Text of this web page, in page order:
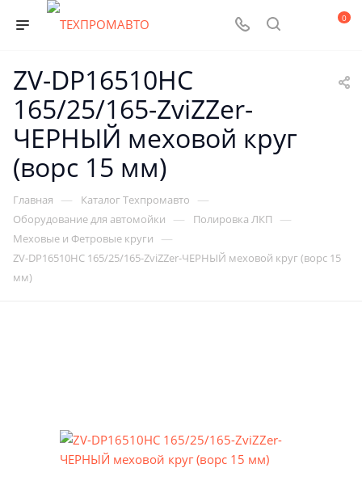
0
ZV-DP16510HC
165/25/165-ZviZZer-
ЧЕРНЫЙ меховой круг
(ворс 15 мм)
Главная — Каталог Техпромавто —
Оборудование для автомойки — Полировка ЛКП —
Меховые и Фетровые круги —
ZV-DP16510HC 165/25/165-ZviZZer-ЧЕРНЫЙ меховой круг (ворс 15
мм)